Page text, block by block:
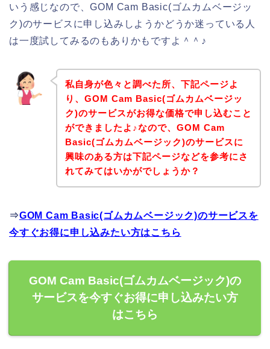
いう感じなので、GOM Cam Basic(ゴムカムベージッ
ク)のサービスに申し込みしようかどうか迷っている人
は一度試してみるのもありかもですよ＾＾♪
私自身が色々と調べた所、下記ページよ
り、GOM Cam Basic(ゴムカムベージッ
ク)のサービスがお得な価格で申し込むこと
ができましたよ♪なので、GOM Cam
Basic(ゴムカムベージック)のサービスに
興味のある方は下記ページなどを参考にさ
れてみてはいかがでしょうか？
⇒GOM Cam Basic(ゴムカムベージック)のサービスを
今すぐお得に申し込みたい方はこちら
GOM Cam Basic(ゴムカムベージック)の
サービスを今すぐお得に申し込みたい方
はこちら